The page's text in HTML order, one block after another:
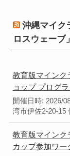
沖縄マイク
ロスウェーブ
教育版マインク
ョップ プログ
開催日時: 2026/
湾市伊佐2-20-15
教育版マインク
カップ参加ワー